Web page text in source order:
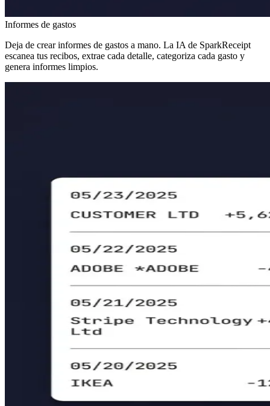
Informes de gastos
Deja de crear informes de gastos a mano. La IA de SparkReceipt
escanea tus recibos, extrae cada detalle, categoriza cada gasto y
genera informes limpios.